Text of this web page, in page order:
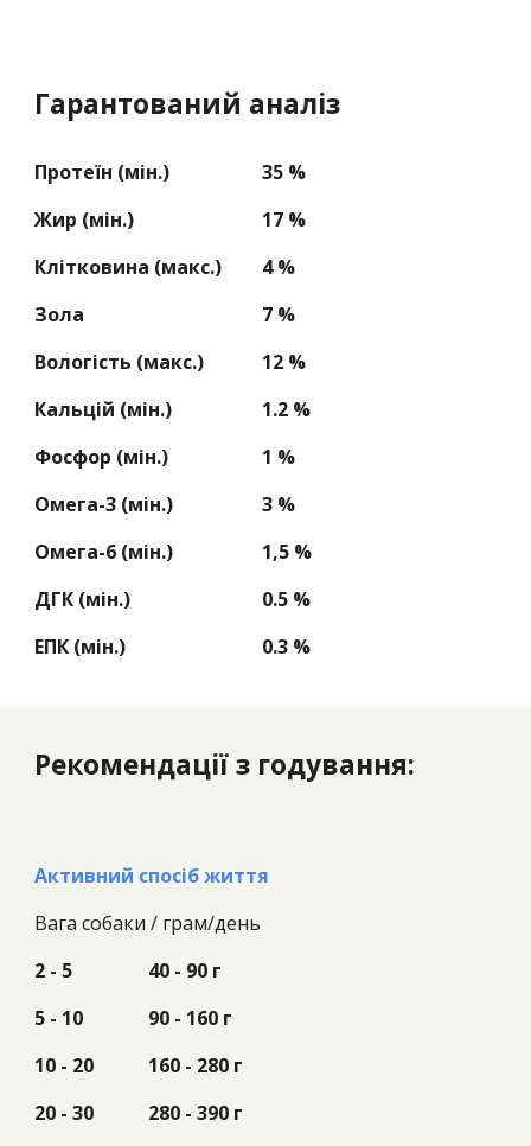
Гарантований аналіз
Протеїн (мін.)
35 %
Жир (мін.)
17 %
Клітковина (макс.)
4%
Зола
7 %
Вологість (макс.)
12 %
Кальцій (мін.)
1.2 %
Фосфор (мін.)
1 %
Омега-3 (мін.)
3 %
Омега-6 (мін.)
1,5 %
ДГК (мін.)
0.5 %
ЕПК (мін.)
0.3 %
Рекомендації з годування:
Активний спосіб життя
Вага собаки / грам/день
2 - 5
40 - 90 г
5 - 10
90 - 160 г
10 - 20
160 - 280 г
20 - 30
280 - 390 г